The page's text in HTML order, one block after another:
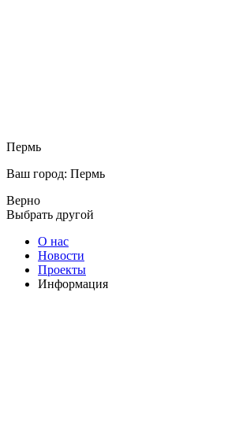
Пермь
Ваш город: Пермь
Верно
Выбрать другой
О нас
Новости
Проекты
Информация